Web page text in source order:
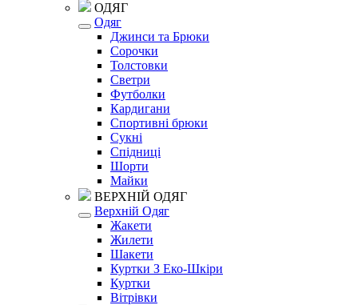
ОДЯГ
Одяг
Джинси та Брюки
Сорочки
Толстовки
Светри
Футболки
Кардигани
Спортивні брюки
Сукні
Спідниці
Шорти
Майки
ВЕРХНІЙ ОДЯГ
Верхній Одяг
Жакети
Жилети
Шакети
Куртки З Еко-Шкіри
Куртки
Вітрівки